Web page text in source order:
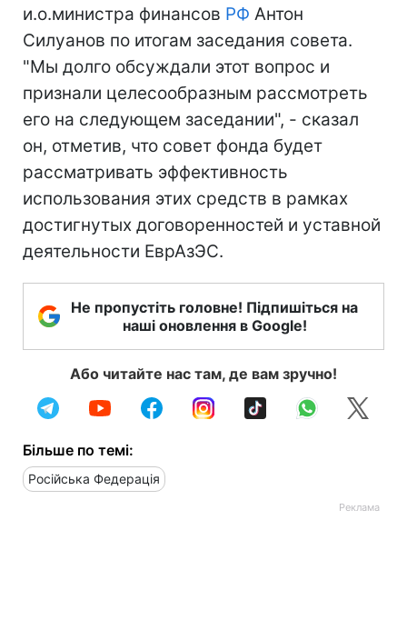
и.о.министра финансов РФ Антон
Силуанов по итогам заседания совета.
"Мы долго обсуждали этот вопрос и
признали целесообразным рассмотреть
его на следующем заседании", - сказал
он, отметив, что совет фонда будет
рассматривать эффективность
использования этих средств в рамках
достигнутых договоренностей и уставной
деятельности ЕврАзЭС.
Не пропустіть головне! Підпишіться на
наші оновлення в Google!
Або читайте нас там, де вам зручно!
Більше по темі:
Російська Федерація